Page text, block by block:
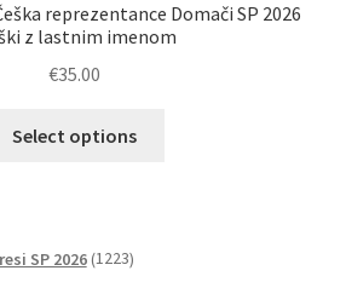
reprezentance Domači SP 2026
z lastnim imenom
€35.00
Select options
SP 2026 1223izdelkov